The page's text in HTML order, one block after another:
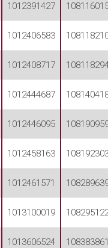
1012391427
1012406583
1012408717
1012444687
1012446095
1012458163
1012461571
1013100019
1013606524